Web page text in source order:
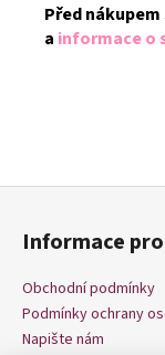
Před
a informace o
Z
Informace
Obchodní podmínky
Podmínky ochrany
Napište nám